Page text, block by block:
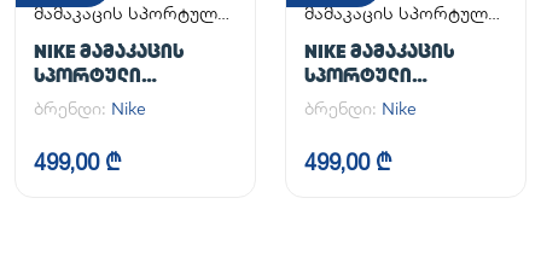
მამაკაცის სპორტული
NIKE ᲛᲐᲛᲐᲙᲐᲪᲘᲡ
ᲡᲞᲝᲠᲢᲣᲚᲘ
ᲤᲔᲮᲡᲐᲪᲛᲔᲚᲘ AIR
FORCE 1 '07
ბრენდი: Nike
499,00 ₾
მამაკაცის სპორტული
NIKE ᲛᲐᲛᲐᲙᲐᲪᲘᲡ
ᲡᲞᲝᲠᲢᲣᲚᲘ
ᲤᲔᲮᲡᲐᲪᲛᲔᲚᲘ AIR
FORCE 1 '07
ბრენდი: Nike
499,00 ₾